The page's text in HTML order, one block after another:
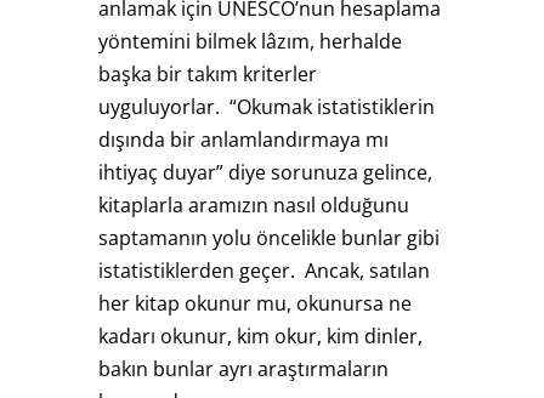
anlamak için UNESCO’nun hesaplama
yöntemini bilmek lâzım, herhalde
başka bir takım kriterler
uyguluyorlar. “Okumak istatistiklerin
dışında bir anlamlandırmaya mı
ihtiyaç duyar” diye sorunuza gelince,
kitaplarla aramızın nasıl olduğunu
saptamanın yolu öncelikle bunlar gibi
istatistiklerden geçer. Ancak, satılan
her kitap okunur mu, okunursa ne
kadarı okunur, kim okur, kim dinler,
bakın bunlar ayrı araştırmaların